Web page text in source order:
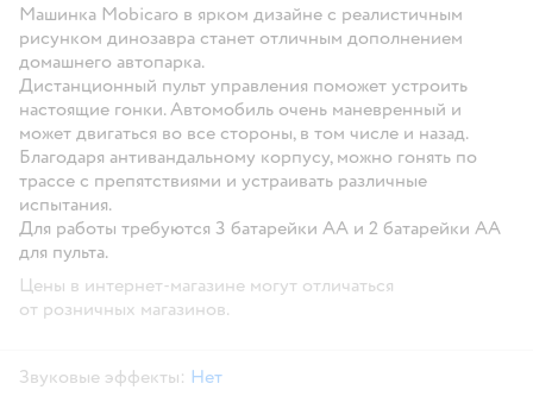
Машинка Mobicaro в ярком дизайне с реалистичным
рисунком динозавра станет отличным дополнением
домашнего автопарка.
Дистанционный пульт управления поможет устроить
настоящие гонки. Автомобиль очень маневренный и
может двигаться во все стороны, в том числе и назад.
Благодаря антивандальному корпусу, можно гонять по
трассе с препятствиями и устраивать различные
испытания.
Для работы требуются 3 батарейки АА и 2 батарейки АА
для пульта.
Цены в интернет-магазине могут отличаться
от розничных магазинов.
Звуковые эффекты: Нет